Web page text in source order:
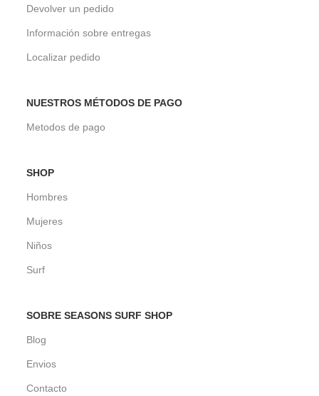
Devolver un pedido
Información sobre entregas
Localizar pedido
NUESTROS MÉTODOS DE PAGO
Metodos de pago
SHOP
Hombres
Mujeres
Niños
Surf
SOBRE SEASONS SURF SHOP
Blog
Envios
Contacto